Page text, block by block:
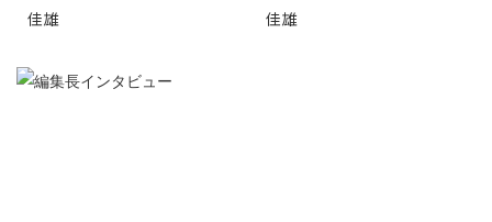
佳雄
佳雄